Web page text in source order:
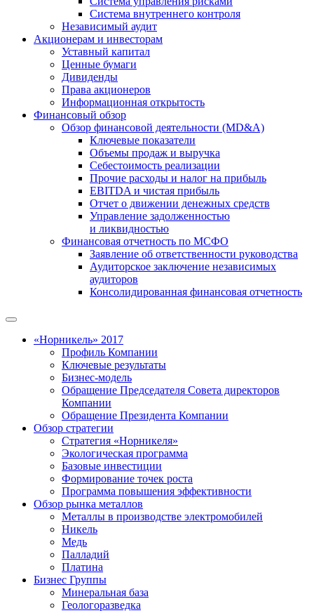
Система внутреннего контроля
Независимый аудит
Акционерам и инвесторам
Уставный капитал
Ценные бумаги
Дивиденды
Права акционеров
Информационная открытость
Финансовый обзор
Обзор финансовой деятельности (MD&A)
Ключевые показатели
Объемы продаж и выручка
Себестоимость реализации
Прочие расходы и налог на прибыль
EBITDA и чистая прибыль
Отчет о движении денежных средств
Управление задолженностью
и ликвидностью
Финансовая отчетность по МСФО
Заявление об ответственности руководства
Аудиторское заключение независимых
аудиторов
Консолидированная финансовая отчетность
«Норникель» 2017
Профиль Компании
Ключевые результаты
Бизнес-модель
Обращение Председателя Совета директоров
Компании
Обращение Президента Компании
Обзор стратегии
Стратегия «Норникеля»
Экологическая программа
Базовые инвестиции
Формирование точек роста
Программа повышения эффективности
Обзор рынка металлов
Металлы в производстве электромобилей
Никель
Медь
Палладий
Платина
Бизнес Группы
Минеральная база
Геологоразведка